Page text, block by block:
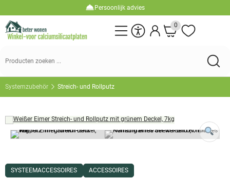
Persoonlijk advies
0
Zoeken:
Systemzubehör Streich- und Rollputz
Dit
product
SYSTEEMACCESSOIRES ACCESSOIRES